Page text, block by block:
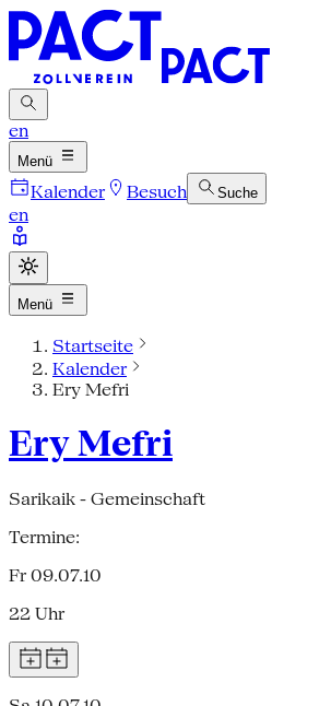
en
Menü
Kalender Besuch Suche
en
Menü
Startseite
Kalender
Ery Mefri
Ery Mefri
Sarikaik - Gemeinschaft
Termine:
Fr 09.07.10
22 Uhr